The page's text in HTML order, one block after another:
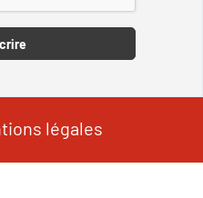
légales